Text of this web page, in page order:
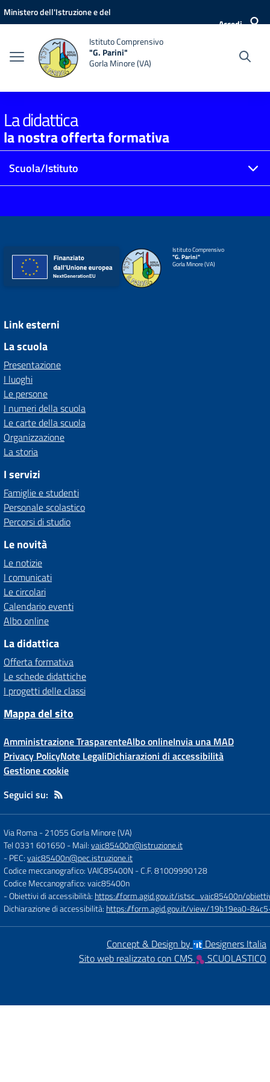
Vai ai contenuti
Vai al menu di navigazione
Vai al footer
Ministero dell'Istruzione e del
Accedi
Istituto Comprensivo
"G. Parini"
Gorla Minore (VA)
La didattica
la nostra offerta formativa
Scuola/Istituto
Istituto Comprensivo
"G. Parini"
Gorla Minore (VA)
Link esterni
La scuola
Presentazione
I luoghi
Le persone
I numeri della scuola
Le carte della scuola
Organizzazione
La storia
I servizi
Famiglie e studenti
Personale scolastico
Percorsi di studio
Le novità
Le notizie
I comunicati
Le circolari
Calendario eventi
Albo online
La didattica
Offerta formativa
Le schede didattiche
I progetti delle classi
Mappa del sito
Amministrazione TrasparenteAlbo onlineInvia una MAD
Privacy PolicyNote LegaliDichiarazioni di accessibilità
Gestione cookie
Seguici su:
Via Roma-21055 Gorla Minore (VA)
Tel 0331 601650- Mail:vaic85400n@istruzione.it
- PEC:vaic85400n@pec.istruzione.it
Codice meccanografico: VAIC85400N- C.F. 81009990128
Codice Meccanografico: vaic85400n
- Obiettivi di accessibilità: https://form.agid.gov.it/istsc_vaic85400n/
Dichiarazione di accessibilità: https://form.agid.gov.it/view/19b19ea0-
Concept & Design by
Designers Italia
Sito web realizzato con CMS
SCUOLASTICO